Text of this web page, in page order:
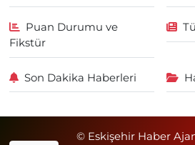
Puan Durumu ve
Fikstür
Son Dakika Haberleri
© Eskişehir Haber